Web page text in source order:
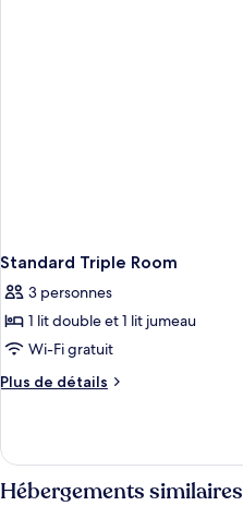
Standard Triple Room
3 personnes
1 lit double et 1 lit jumeau
Wi-Fi gratuit
Plus de détails
Plus
Standard
Triple
Room
Hébergements similaires